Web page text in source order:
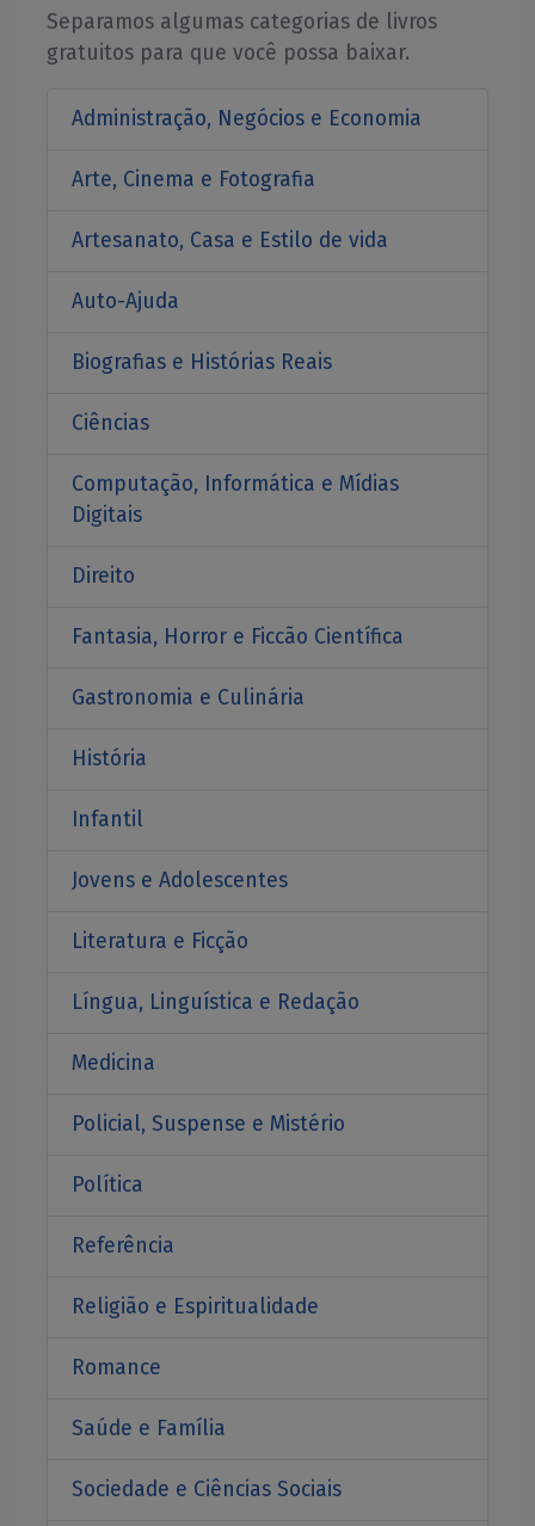
Separamos algumas categorias de livros
gratuitos para que você possa baixar.
Administração, Negócios e Economia
Arte, Cinema e Fotografia
Artesanato, Casa e Estilo de vida
Auto-Ajuda
Biografias e Histórias Reais
Ciências
Computação, Informática e Mídias
Digitais
Direito
Fantasia, Horror e Ficcão Científica
Gastronomia e Culinária
História
Infantil
Jovens e Adolescentes
Literatura e Ficção
Língua, Linguística e Redação
Medicina
Policial, Suspense e Mistério
Política
Referência
Religião e Espiritualidade
Romance
Saúde e Família
Sociedade e Ciências Sociais